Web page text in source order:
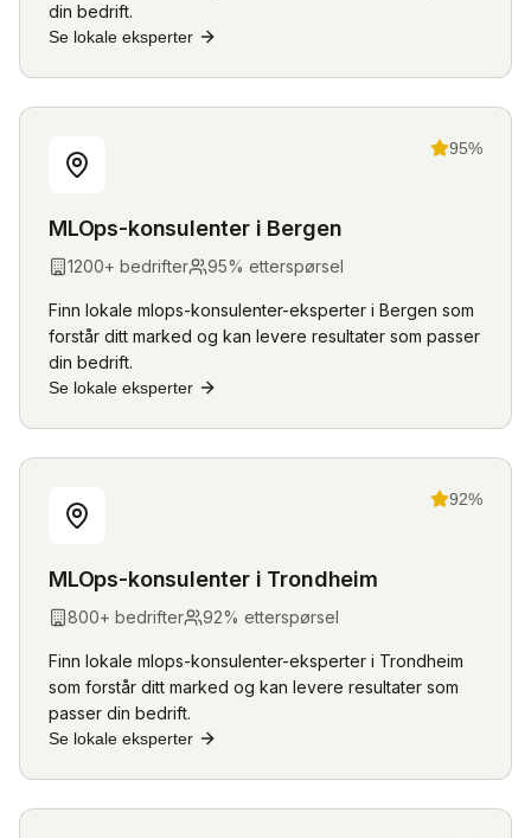
din bedrift.
Se lokale eksperter
95%
MLOps-konsulenteri Bergen
1200+ bedrifter 95% etterspørsel
Finn lokale mlops-konsulenter-eksperter i Bergen som
forstår ditt marked og kan levere resultater som passer
din bedrift.
Se lokale eksperter
92%
MLOps-konsulenteri Trondheim
800+ bedrifter 92% etterspørsel
Finn lokale mlops-konsulenter-eksperter i Trondheim
som forstår ditt marked og kan levere resultater som
passer din bedrift.
Se lokale eksperter